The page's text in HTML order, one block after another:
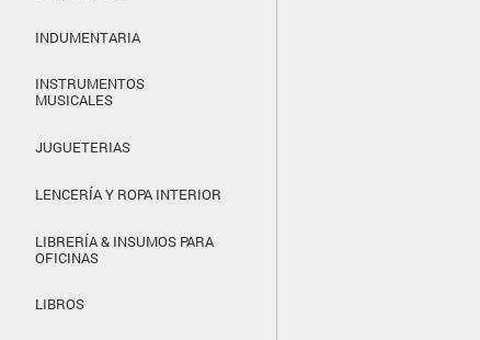
INDUMENTARIA
INSTRUMENTOS
MUSICALES
JUGUETERIAS
LENCERÍA Y ROPA INTERIOR
LIBRERÍA & INSUMOS PARA
OFICINAS
LIBROS